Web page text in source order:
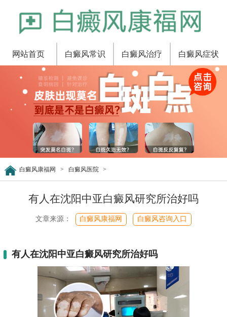
网站首页 白癜风常识 白癜风治疗 白癜风症状
白癜风康福网 > 白癜风医院 >
有人在沈阳中亚白癜风研究所治好吗
文章来源： 白癜风康福网 白癜风咨询入口
有人在沈阳中亚白癜风研究所治好吗